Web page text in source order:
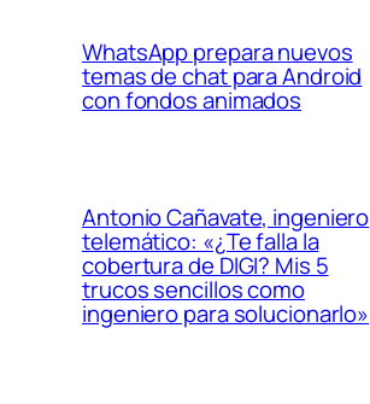
WhatsApp prepara nuevos
temas de chat para Android
con fondos animados
Antonio Cañavate, ingeniero
telemático: «¿Te falla la
cobertura de DIGI? Mis 5
trucos sencillos como
ingeniero para solucionarlo»